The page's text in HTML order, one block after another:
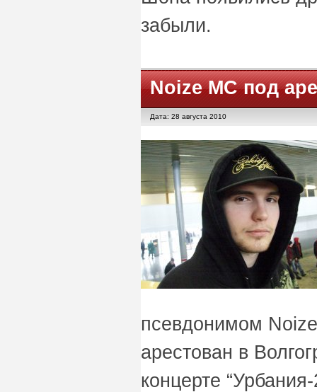
забыли.
Noize MC под
Дата: 28 августа 2010
псевдонимом
арестован в
концерте